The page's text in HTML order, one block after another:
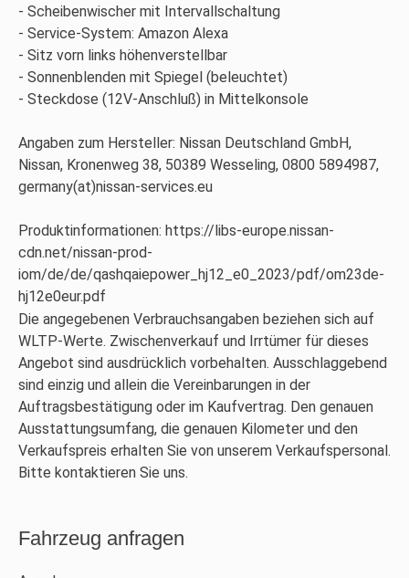
Scheibenwischer mit Intervallschaltung
Service-System: Amazon Alexa
Sitz vorn links höhenverstellbar
Sonnenblenden mit Spiegel (beleuchtet)
Steckdose (12V-Anschluß) in Mittelkonsole
Angaben zum Hersteller: Nissan Deutschland GmbH,
Nissan, Kronenweg 38, 50389 Wesseling, 0800 5894987,
germany(at)nissan-services.eu
Produktinformationen: https://libs-europe.nissan-
cdn.net/nissan-prod-
iom/de/de/qashqaiepower_hj12_e0_2023/pdf/om23de-
hj12e0eur.pdf
Die angegebenen Verbrauchsangaben beziehen sich auf
WLTP-Werte. Zwischenverkauf und Irrtümer für dieses
Angebot sind ausdrücklich vorbehalten. Ausschlaggebend
sind einzig und allein die Vereinbarungen in der
Auftragsbestätigung oder im Kaufvertrag. Den genauen
Ausstattungsumfang, die genauen Kilometer und den
Verkaufspreis erhalten Sie von unserem Verkaufspersonal.
Bitte kontaktieren Sie uns.
Fahrzeug anfragen